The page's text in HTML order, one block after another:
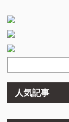
人気記事